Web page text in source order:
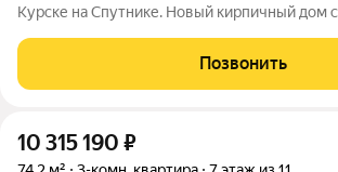
Курске на Спутнике. Новый кирпичный дом с
недвижимость под реализацию. Квартира с
отделкой, поквартирное отопление, окна и
Позвонить
10 315 190 ₽